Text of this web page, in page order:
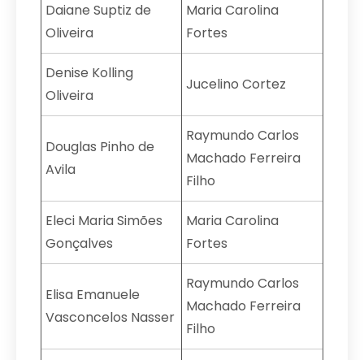
Daiane Suptiz de
Oliveira
Maria Carolina
Fortes
Denise Kolling
Oliveira
Jucelino Cortez
Douglas Pinho de
Avila
Raymundo Carlos
Machado Ferreira
Filho
Eleci Maria Simões
Gonçalves
Maria Carolina
Fortes
Elisa Emanuele
Vasconcelos Nasser
Raymundo Carlos
Machado Ferreira
Filho